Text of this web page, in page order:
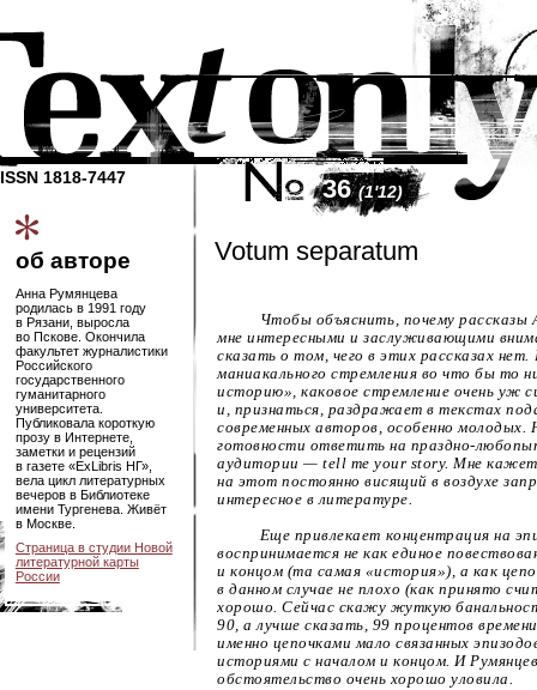
ISSN 1818-7447
об авторе
Анна Румянцева
родилась в 1991 году
в Рязани, выросла
во Пскове. Окончила
факультет журналистики
Российского
государственного
гуманитарного
университета.
Публиковала короткую
прозу в Интернете,
заметки и рецензий
в газете «ExLibris НГ»,
вела цикл литературных
вечеров в Библиотеке
имени Тургенева. Живёт
в Москве.
Страница в студии Новой
литературной карты
России
36(1'12)
Votum separatum
Чтобы объяснить, почему рассказы
мне интересными и заслуживающими
сказать о том, чего в этих рассказах
маниакального стремления во что бы то
историю», каковое стремление очень уж
и, признаться, раздражает в текстах
современных авторов, особенно молодых.
готовности ответить на праздно-
аудитории — tell me your story. Мне
на этот постоянно висящий в воздухе
интересное в литературе.
Еще привлекает концентрация на
воспринимается не как единое
и концом (та самая «история»), а как
в данном случае не плохо (как принято
хорошо. Сейчас скажу жуткую
90, а лучше сказать, 99 процентов
именно цепочками мало связанных
историями с началом и концом. И
обстоятельство очень хорошо уловила.